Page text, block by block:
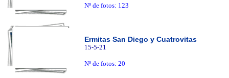
Nº de fotos: 123
Ermitas San Diego y Cuatrovitas
15-5-21
Nº de fotos: 20